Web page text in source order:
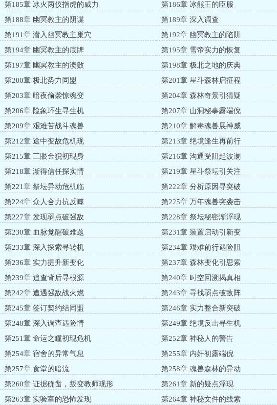
第185章 冰火两仪指虎的威力
第186章 冰熊王的臣服
第188章 幽冥教主的阴谋
第189章 深入调查
第191章 潜入幽冥教主巢穴
第192章 幽冥教主的陷阱
第194章 幽冥教主的底牌
第195章 雪帝实力的恢复
第197章 幽冥教主的溃败
第198章 极北之地的庆典
第200章 极北势力同盟
第201章 星斗森林启征程
第203章 暗夜偷袭惊魂变
第204章 森林奇景引猜疑
第206章 险象环生寻生机
第207章 山洞秘事露端倪
第209章 艰难苦战斗魂兽
第210章 解毒魂兽展神威
第212章 途中变故危机现
第213章 绝境逢生再前行
第215章 三眼金猊初现身
第216章 沟通受阻起波澜
第218章 渐得信任探实情
第219章 星斗祭坛引关注
第221章 祭坛异动危机临
第222章 分析原因寻突破
第224章 众人合力抗反噬
第225章 万年魂兽突袭击
第227章 发现弱点破强敌
第228章 祭坛秘密渐浮现
第230章 血脉觉醒破难题
第231章 装置启动引新变
第233章 深入探索寻转机
第234章 艰难前行遇险阻
第236章 实力提升新变化
第237章 森林变化引思索
第239章 追查背后寻根源
第240章 时空回溯揭真相
第242章 遭遇强敌战火燃
第243章 寻找弱点破敌阵
第245章 签订契约结同盟
第246章 实力整合新突破
第248章 深入调查遇险情
第249章 绝境反击寻生机
第251章 命运之瞳初现危机
第252章 神秘人的警告
第254章 宿舍的异常气息
第255章 内奸初露端倪
第257章 食堂的暗流
第258章 魂兽森林的异动
第260章 证据确凿，叛变教师现形
第261章 新的疑点浮现
第263章 实验室的恐怖发现 第264章 神秘文件的线索